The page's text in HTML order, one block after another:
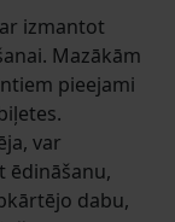
izmantot
Mazākām
pieejami
var
ēdināšanu,
dabu,